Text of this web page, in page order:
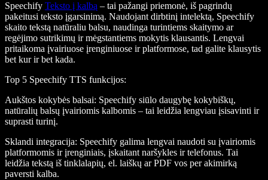
Speechify Teksto į kalbą – tai pažangi priemonė, iš pagrindų
pakeitusi teksto įgarsinimą. Naudojant dirbtinį intelektą, Speechify
skaito tekstą natūraliu balsu, naudinga turintiems skaitymo ar
regėjimo sutrikimų ir mėgstantiems mokytis klausantis. Lengvai
pritaikoma įvairiuose įrenginiuose ir platformose, tad galite klausytis
bet kur ir bet kada.
Top 5 Speechify TTS funkcijos:
Aukštos kokybės balsai: Speechify siūlo daugybę kokybiškų,
natūralių balsų įvairiomis kalbomis – tai leidžia lengviau įsisavinti ir
suprasti turinį.
Sklandi integracija: Speechify galima lengvai naudoti su įvairiomis
platformomis ir įrenginiais, įskaitant naršykles ir telefonus. Tai
leidžia tekstą iš tinklalapių, el. laiškų ar PDF vos per akimirką
paversti kalba.